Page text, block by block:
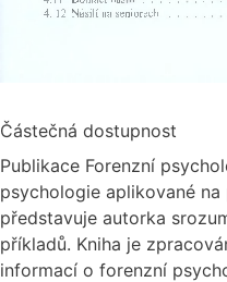
Částečná dostupnost
Publikace Forenzní
psychologie aplikované
představuje autorka
příkladů. Kniha je
informací o forenzní